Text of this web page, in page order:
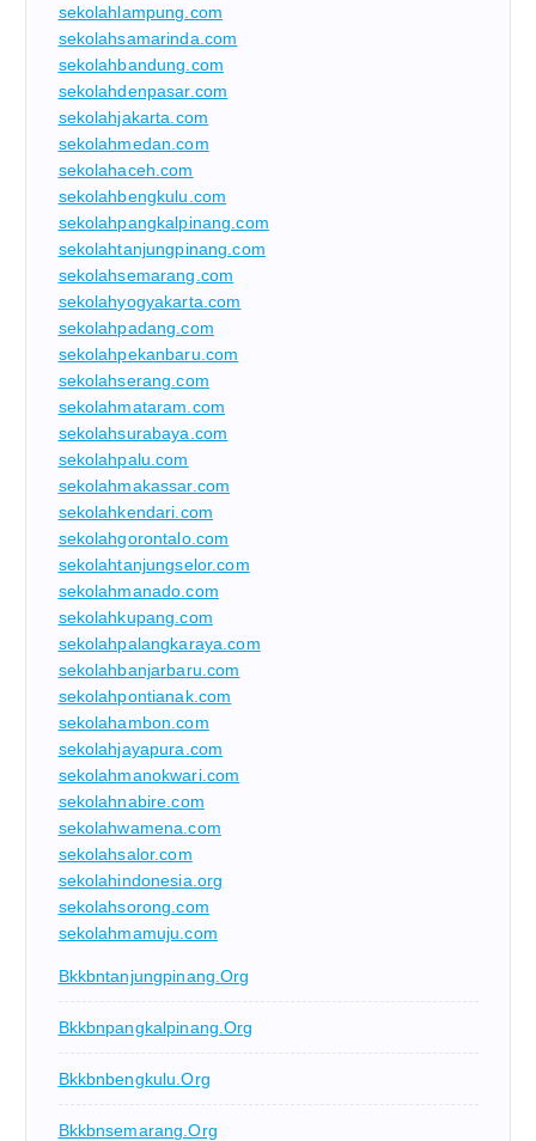
sekolahlampung.com
sekolahsamarinda.com
sekolahbandung.com
sekolahdenpasar.com
sekolahjakarta.com
sekolahmedan.com
sekolahaceh.com
sekolahbengkulu.com
sekolahpangkalpinang.com
sekolahtanjungpinang.com
sekolahsemarang.com
sekolahyogyakarta.com
sekolahpadang.com
sekolahpekanbaru.com
sekolahserang.com
sekolahmataram.com
sekolahsurabaya.com
sekolahpalu.com
sekolahmakassar.com
sekolahkendari.com
sekolahgorontalo.com
sekolahtanjungselor.com
sekolahmanado.com
sekolahkupang.com
sekolahpalangkaraya.com
sekolahbanjarbaru.com
sekolahpontianak.com
sekolahambon.com
sekolahjayapura.com
sekolahmanokwari.com
sekolahnabire.com
sekolahwamena.com
sekolahsalor.com
sekolahindonesia.org
sekolahsorong.com
sekolahmamuju.com
Bkkbntanjungpinang.org
Bkkbnpangkalpinang.org
Bkkbnbengkulu.org
Bkkbnsemarang.org